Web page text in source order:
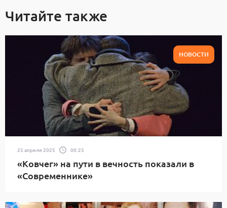
Читайте также
НОВОСТИ
25 апреля 2025 00:25
«Ковчег» на пути в вечность показали в
«Современнике»